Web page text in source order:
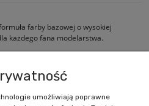
farby bazowej o wysokiej
każdego fana modelarstwa.
umożliwiają poprawne